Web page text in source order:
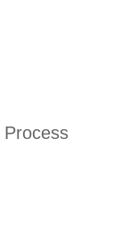
Process